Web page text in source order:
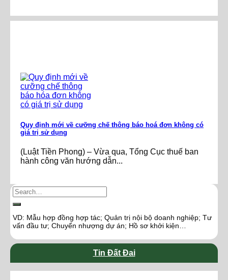
Quy định mới về cưỡng chế thông báo hoá đơn không có
giá trị sử dụng
(Luật Tiền Phong) – Vừa qua, Tổng Cục thuế ban
hành công văn hướng dẫn...
VD: Mẫu hợp đồng hợp tác; Quản trị nội bộ doanh nghiệp; Tư
vấn đầu tư; Chuyển nhượng dự án; Hồ sơ khởi kiện…
Tin Đất Đai